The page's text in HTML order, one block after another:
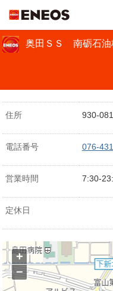
奥田ＳＳ 南砺石油
住所 930-
電話番号 076-
営業時間 7:30-
定休日
+
−